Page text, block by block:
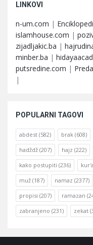
LINKOVI
n-um.com |
islamhouse.com |
zijadljakic.ba |
minber.ba |
putsredine.com |
|
POPULARNI TAGOVI
abdest (582) brak (608)
hadždž (207) hajz (222)
kako postupiti (236)
muž (187) namaz (2377)
propisi (207) ramazan
zabranjeno (231) zekat